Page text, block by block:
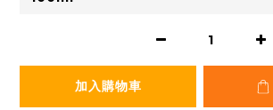
加入購物車